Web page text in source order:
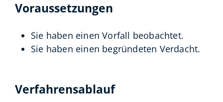
Voraussetzungen
Sie haben einen Vorfall beobachtet.
Sie haben einen begründeten Verdacht.
Verfahrensablauf